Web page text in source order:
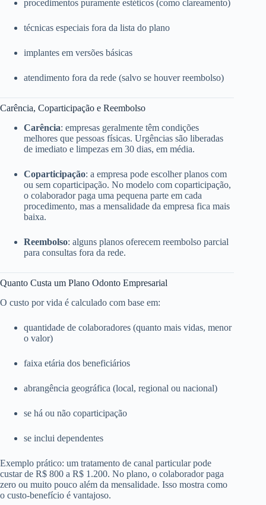
procedimentos puramente estéticos (como clareamento)
técnicas especiais fora da lista do plano
implantes em versões básicas
atendimento fora da rede (salvo se houver reembolso)
Carência, Coparticipação e Reembolso
Carência: empresas geralmente têm condições
melhores que pessoas físicas. Urgências são liberadas
de imediato e limpezas em 30 dias, em média.
Coparticipação: a empresa pode escolher planos com
ou sem coparticipação. No modelo com coparticipação,
o colaborador paga uma pequena parte em cada
procedimento, mas a mensalidade da empresa fica mais
baixa.
Reembolso: alguns planos oferecem reembolso parcial
para consultas fora da rede.
Quanto Custa um Plano Odonto Empresarial
O custo por vida é calculado com base em:
quantidade de colaboradores (quanto mais vidas, menor
o valor)
faixa etária dos beneficiários
abrangência geográfica (local, regional ou nacional)
se há ou não coparticipação
se inclui dependentes
Exemplo prático: um tratamento de canal particular pode
custar de R$ 800 a R$ 1.200. No plano, o colaborador paga
zero ou muito pouco além da mensalidade. Isso mostra como
o custo-benefício é vantajoso.